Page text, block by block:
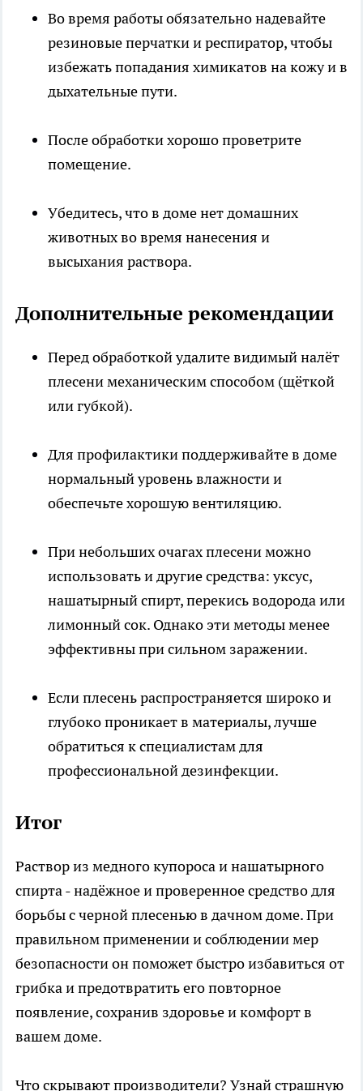
Во время работы обязательно надевайте
резиновые перчатки и респиратор, чтобы
избежать попадания химикатов на кожу и в
дыхательные пути.
После обработки хорошо проветрите
помещение.
Убедитесь, что в доме нет домашних
животных во время нанесения и
высыхания раствора.
Дополнительные рекомендации
Перед обработкой удалите видимый налёт
плесени механическим способом (щёткой
или губкой).
Для профилактики поддерживайте в доме
нормальный уровень влажности и
обеспечьте хорошую вентиляцию.
При небольших очагах плесени можно
использовать и другие средства: уксус,
нашатырный спирт, перекись водорода или
лимонный сок. Однако эти методы менее
эффективны при сильном заражении.
Если плесень распространяется широко и
глубоко проникает в материалы, лучше
обратиться к специалистам для
профессиональной дезинфекции.
Итог
Раствор из медного купороса и нашатырного
спирта - надёжное и проверенное средство для
борьбы с черной плесенью в дачном доме. При
правильном применении и соблюдении мер
безопасности он поможет быстро избавиться от
грибка и предотвратить его повторное
появление, сохранив здоровье и комфорт в
вашем доме.
Что скрывают производители? Узнай страшную